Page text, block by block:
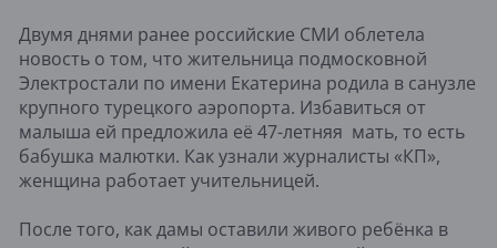
Двумя днями ранее российские СМИ облетела
новость о том, что жительница подмосковной
Электростали по имени Екатерина родила в санузле
крупного турецкого аэропорта. Избавиться от
малыша ей предложила её 47-летняя мать, то есть
бабушка малютки. Как узнали журналисты «КП»,
женщина работает учительницей.
После того, как дамы оставили живого ребёнка в